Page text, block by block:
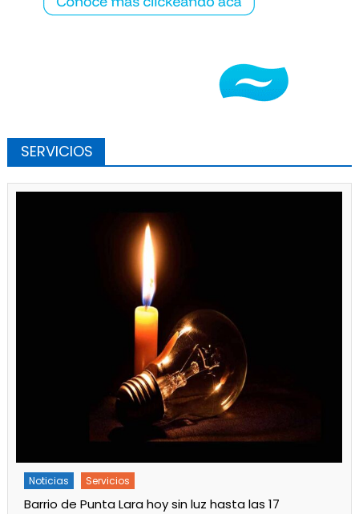
SERVICIOS
Noticias Servicios
Barrio de Punta Lara hoy sin luz hasta las 17